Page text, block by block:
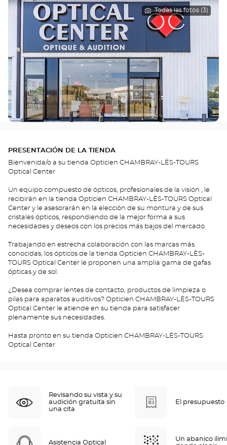
Todas las fotos (3)
PRESENTACIÓN DE LA TIENDA
Bienvenida/o a su tienda Opticien CHAMBRAY-LÈS-TOURS
Optical Center
Un equipo compuesto de ópticos, profesionales de la visión , le
recibirán en la tienda Opticien CHAMBRAY-LÈS-TOURS Optical
Center y le asesorarán en la elección de su montura y de sus
cristales ópticos, respondiendo de la mejor forma a sus
necesidades y deseos con los precios más bajos del mercado.
Trabajando en estrecha colaboración con las marcas más
conocidas, los ópticos de la tienda Opticien CHAMBRAY-LÈS-
TOURS Optical Center le proponen una amplia gama de gafas
ópticas y de sol.
¿Desea comprar lentes de contacto, productos de limpieza o
pilas para aparatos auditivos? Opticien CHAMBRAY-LÈS-TOURS
Optical Center le atiende en su tienda para satisfacer
plenamente sus necesidades.
Hasta pronto en su tienda Opticien CHAMBRAY-LÈS-TOURS
Optical Center
Revisando su vista y su
audición gratuita sin
una cita
El presupuesto
Asistencia Optical
Un abanico